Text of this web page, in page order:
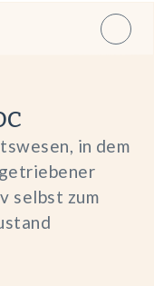
in dem
selbst zum